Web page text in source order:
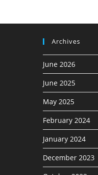
Archives
June 2026
June 2025
May 2025
February 2024
January 2024
December 2023